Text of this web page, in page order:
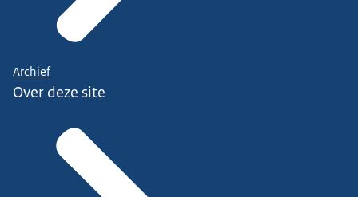
Archief
Over deze site